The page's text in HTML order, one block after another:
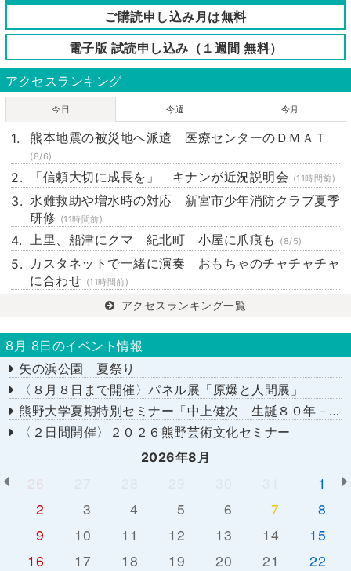
ご購読申し込み月は無料
電子版 試読申し込み（１週間 無料）
アクセスランキング
今日 今週 今月
熊本地震の被災地へ派遣 医療センターのＤＭＡＴ
(8/6)
「信頼大切に成長を」 キナンが近況説明会 (11時間前)
水難救助や増水時の対応 新宮市少年消防クラブ夏季
研修 (11時間前)
上里、船津にクマ 紀北町 小屋に爪痕も (8/5)
カスタネットで一緒に演奏 おもちゃのチャチャチャ
に合わせ (11時間前)
アクセスランキング一覧
8月 8日のイベント情報
矢の浜公園 夏祭り
〈８月８日まで開催〉パネル展「原爆と人間展」
熊野大学夏期特別セミナー「中上健次 生誕８０年－時代へのまなざし－」
〈２日間開催〉２０２６熊野芸術文化セミナー
2026年8月
26
1
2
3 4 5 6 7
8
9
10 11 12 13 14
15
16
17 18 19 20 21
22